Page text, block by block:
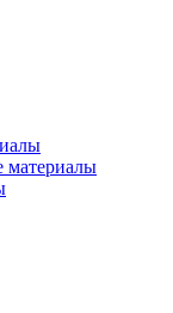
материалы